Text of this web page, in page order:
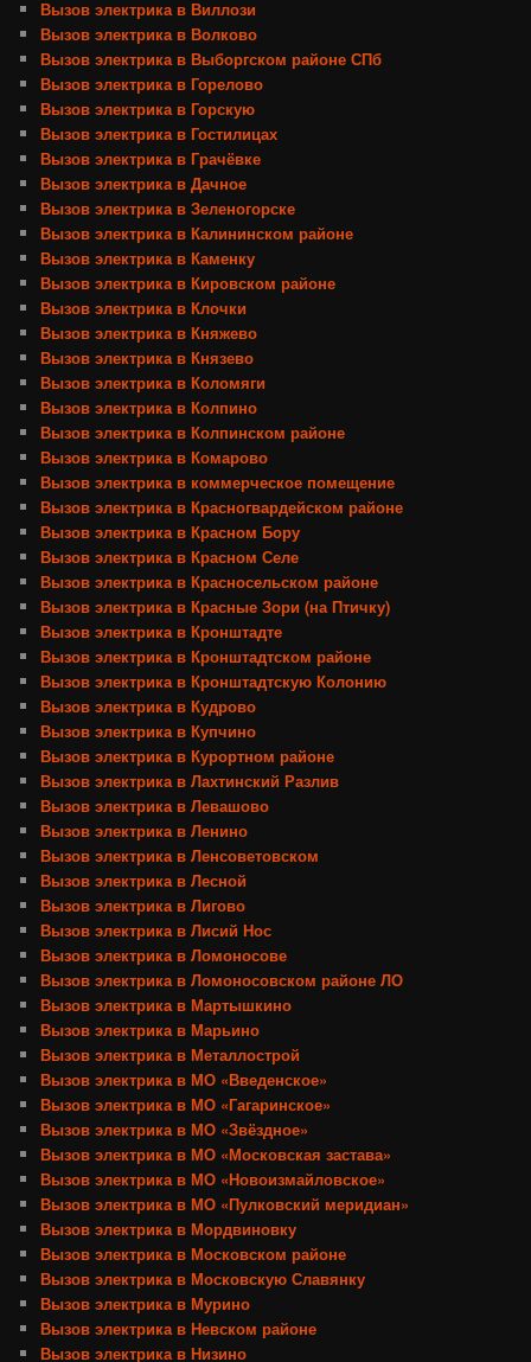
Вызов электрика в Виллози
Вызов электрика в Волково
Вызов электрика в Выборгском районе СПб
Вызов электрика в Горелово
Вызов электрика в Горскую
Вызов электрика в Гостилицах
Вызов электрика в Грачёвке
Вызов электрика в Дачное
Вызов электрика в Зеленогорске
Вызов электрика в Калининском районе
Вызов электрика в Каменку
Вызов электрика в Кировском районе
Вызов электрика в Клочки
Вызов электрика в Княжево
Вызов электрика в Князево
Вызов электрика в Коломяги
Вызов электрика в Колпино
Вызов электрика в Колпинском районе
Вызов электрика в Комарово
Вызов электрика в коммерческое помещение
Вызов электрика в Красногвардейском районе
Вызов электрика в Красном Бору
Вызов электрика в Красном Селе
Вызов электрика в Красносельском районе
Вызов электрика в Красные Зори (на Птичку)
Вызов электрика в Кронштадте
Вызов электрика в Кронштадтском районе
Вызов электрика в Кронштадтскую Колонию
Вызов электрика в Кудрово
Вызов электрика в Купчино
Вызов электрика в Курортном районе
Вызов электрика в Лахтинский Разлив
Вызов электрика в Левашово
Вызов электрика в Ленино
Вызов электрика в Ленсоветовском
Вызов электрика в Лесной
Вызов электрика в Лигово
Вызов электрика в Лисий Нос
Вызов электрика в Ломоносове
Вызов электрика в Ломоносовском районе ЛО
Вызов электрика в Мартышкино
Вызов электрика в Марьино
Вызов электрика в Металлострой
Вызов электрика в МО «Введенское»
Вызов электрика в МО «Гагаринское»
Вызов электрика в МО «Звёздное»
Вызов электрика в МО «Московская застава»
Вызов электрика в МО «Новоизмайловское»
Вызов электрика в МО «Пулковский меридиан»
Вызов электрика в Мордвиновку
Вызов электрика в Московском районе
Вызов электрика в Московскую Славянку
Вызов электрика в Мурино
Вызов электрика в Невском районе
Вызов электрика в Низино